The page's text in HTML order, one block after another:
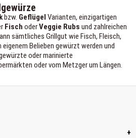
bzw. Geflügel Varianten, einzigartigen
Fisch oderVeggie Rubs und zahlreichen
sämtliches Grillgut wie Fisch, Fleisch,
Belieben gewürzt werden und
oder marinierte
oder vom Metzger um Längen.
+